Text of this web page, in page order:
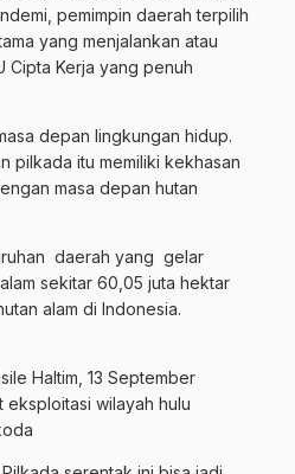
pemimpin daerah terpilih
yang menjalankan atau
Cipta Kerja yang penuh
depan lingkungan hidup.
pilkada itu memiliki kekhasan
masa depan hutan
daerah yang gelar
sekitar 60,05 juta hektar
alam di Indonesia.
Haltim, 13 September
wilayah hulu